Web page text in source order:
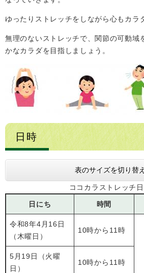
ゆったりストレッチをしながら心もカラ
無理のないストレッチで、関節の可動域
かなカラダを目指しましょう。
日時
表のサイズを切り替
ココカラストレッチ
日にち 時間
令和8年4月16日
（木曜日）
10時から11時
5月19日（火曜
日）
10時から11時